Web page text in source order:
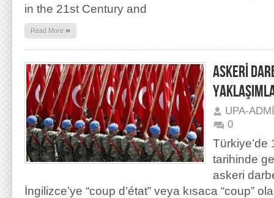
in the 21st Century and
Read More »
ASKERİ
UPA-
0
Türkiye’de
tarihinde
askeri
İngilizce’ye “coup d’état” veya kısaca “coup”